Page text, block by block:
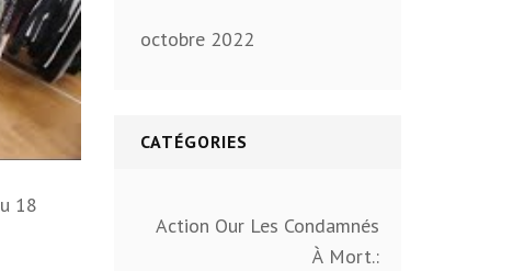
18
octobre 2022
CATÉGORIES
Action Our Les Condamnés
À Mort.: